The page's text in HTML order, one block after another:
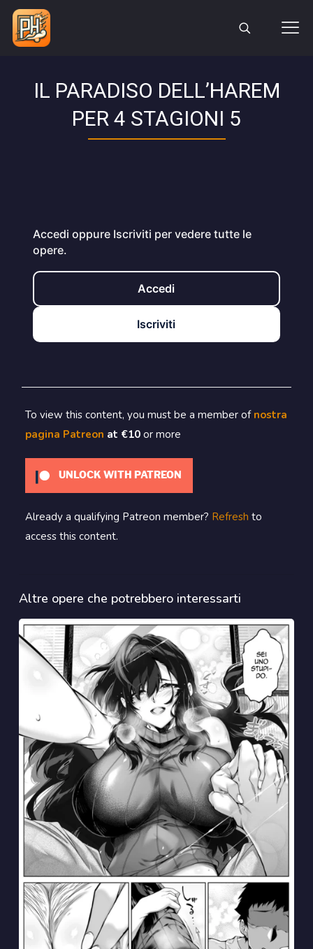
IL PARADISO DELL’HAREM
PER 4 STAGIONI 5
Accedi oppure Iscriviti per vedere tutte le
opere.
Accedi
Iscriviti
To view this content, you must be a member of nostra
pagina Patreon at €10 or more
UNLOCK WITH PATREON
Already a qualifying Patreon member? Refresh to
access this content.
Altre opere che potrebbero interessarti